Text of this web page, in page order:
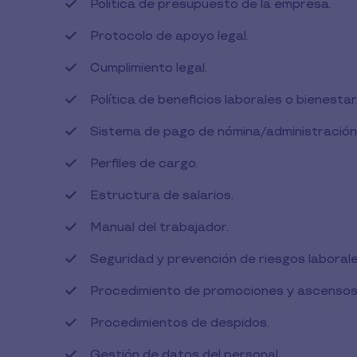
Política de presupuesto de la empresa.
Protocolo de apoyo legal.
Cumplimiento legal.
Política de beneficios laborales o bienestar.
Sistema de pago de nómina/
Perfiles de cargo.
Estructura de salarios.
Manual del trabajador.
Seguridad y prevención de riesgos
Procedimiento de promociones y
Procedimientos de despidos.